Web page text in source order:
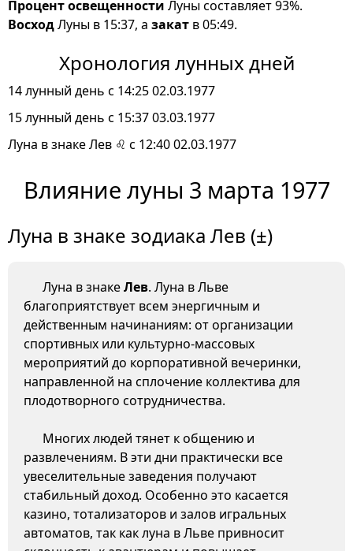
Процент освещенности Луны составляет 93%.
ВосходЛуны в 15:37, а закат в 05:49.
Хронология лунных дней
14 лунный день с 14:25 02.03.1977
15 лунный день с 15:37 03.03.1977
Луна в знаке Лев ♌ с 12:40 02.03.1977
Влияние луны 3 марта 1977
Луна в знаке зодиака Лев (±)
Луна в знакеЛев. Луна в Льве
благоприятствует всем энергичным и
действенным начинаниям: от организации
спортивных или культурно-массовых
мероприятий до корпоративной вечеринки,
направленной на сплочение коллектива для
плодотворного сотрудничества.
Многих людей тянет к общению и
развлечениям. В эти дни практически все
увеселительные заведения получают
стабильный доход. Особенно это касается
казино, тотализаторов и залов игральных
автоматов, так как луна в Льве привносит